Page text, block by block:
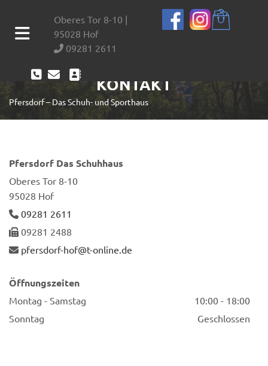
Obe­res Tor 8-10 |
95028 Hof
 09281 2611
   KONTAKT
Pfersdorf – Das Schuh- und Sporthaus
Pfers­dorf Das Schuh­haus
Obe­res Tor 8-10
95028 Hof
 09281 2611
 09281 2488
 pfers­dorf-hof@​t-​online.​de
Öffnungszeiten
Montag - Samstag
10:00 - 18:00
Sonntag
Geschlossen